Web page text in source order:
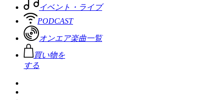
イベント・ライブ
PODCAST
オンエア楽曲一覧
買い物を
する